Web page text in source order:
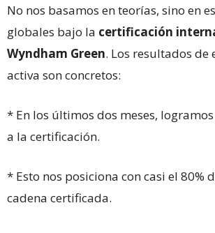
No nos basamos en teorías, sino en
globales bajo la certificación
Wyndham Green. Los resultados de
activa son concretos:
* En los últimos dos meses,
a la certificación.
* Esto nos posiciona con casi el 80%
cadena certificada.